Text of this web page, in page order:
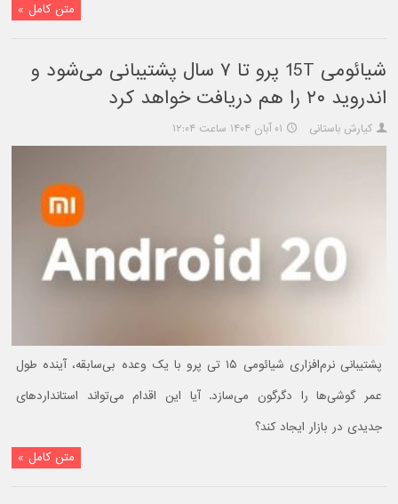
متن کامل »
شیائومی 15T پرو تا ۷ سال پشتیبانی می‌شود و
اندروید ۲۰ را هم دریافت خواهد کرد
کیارش باستانی ۰۱ آبان ۱۴۰۴ ساعت ۱۲:۰۴
پشتیبانی نرم‌افزاری شیائومی ۱۵ تی پرو با یک وعده بی‌سابقه، آینده طول
عمر گوشی‌ها را دگرگون می‌سازد. آیا این اقدام می‌تواند استانداردهای
جدیدی در بازار ایجاد کند؟
متن کامل »